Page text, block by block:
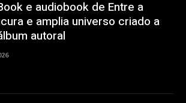
e audiobook de Entre a
e amplia universo criado a
autoral